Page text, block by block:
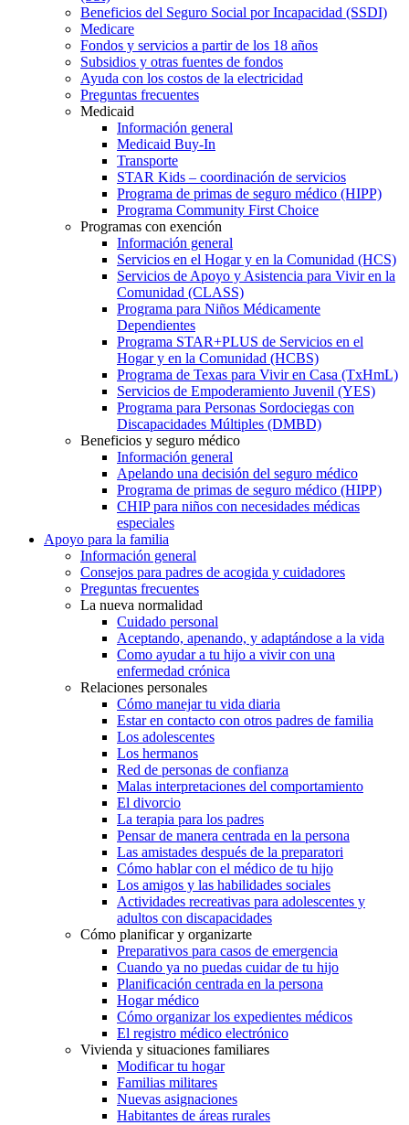
Beneficios del Seguro Social por Incapacidad (SSDI)
Medicare
Fondos y servicios a partir de los 18 años
Subsidios y otras fuentes de fondos
Ayuda con los costos de la electricidad
Preguntas frecuentes
Medicaid
Información general
Medicaid Buy-In
Transporte
STAR Kids – coordinación de servicios
Programa de primas de seguro médico (HIPP)
Programa Community First Choice
Programas con exención
Información general
Servicios en el Hogar y en la Comunidad (HCS)
Servicios de Apoyo y Asistencia para Vivir en la
Comunidad (CLASS)
Programa para Niños Médicamente
Dependientes
Programa STAR+PLUS de Servicios en el
Hogar y en la Comunidad (HCBS)
Programa de Texas para Vivir en Casa (TxHmL)
Servicios de Empoderamiento Juvenil (YES)
Programa para Personas Sordociegas con
Discapacidades Múltiples (DMBD)
Beneficios y seguro médico
Información general
Apelando una decisión del seguro médico
Programa de primas de seguro médico (HIPP)
CHIP para niños con necesidades médicas
especiales
Apoyo para la familia
Información general
Consejos para padres de acogida y cuidadores
Preguntas frecuentes
La nueva normalidad
Cuidado personal
Aceptando, apenando, y adaptándose a la vida
Como ayudar a tu hijo a vivir con una
enfermedad crónica
Relaciones personales
Cómo manejar tu vida diaria
Estar en contacto con otros padres de familia
Los adolescentes
Los hermanos
Red de personas de confianza
Malas interpretaciones del comportamiento
El divorcio
La terapia para los padres
Pensar de manera centrada en la persona
Las amistades después de la preparatori
Cómo hablar con el médico de tu hijo
Los amigos y las habilidades sociales
Actividades recreativas para adolescentes y
adultos con discapacidades
Cómo planificar y organizarte
Preparativos para casos de emergencia
Cuando ya no puedas cuidar de tu hijo
Planificación centrada en la persona
Hogar médico
Cómo organizar los expedientes médicos
El registro médico electrónico
Vivienda y situaciones familiares
Modificar tu hogar
Familias militares
Nuevas asignaciones
Habitantes de áreas rurales